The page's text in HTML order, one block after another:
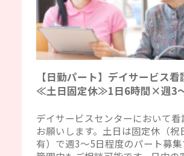
【日勤パート】デイサービス看
≪土日固定休≫1日6時間×週3
デイサービスセンターにおいて看
お願いします。土日は固定休（祝
有）で週3～5日程度のパート募